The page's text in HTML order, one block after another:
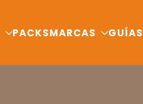
PACKSMARCAS GUÍAS